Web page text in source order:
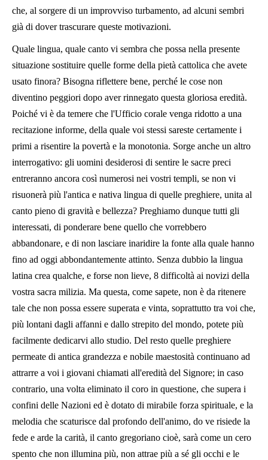
che, al sorgere di un improvviso turbamento, ad alcuni sembri
già di dover trascurare queste motivazioni.
Quale lingua, quale canto vi sembra che possa nella presente
situazione sostituire quelle forme della pietà cattolica che avete
usato finora? Bisogna riflettere bene, perché le cose non
diventino peggiori dopo aver rinnegato questa gloriosa eredità.
Poiché vi è da temere che l'Ufficio corale venga ridotto a una
recitazione informe, della quale voi stessi sareste certamente i
primi a risentire la povertà e la monotonia. Sorge anche un altro
interrogativo: gli uomini desiderosi di sentire le sacre preci
entreranno ancora così numerosi nei vostri templi, se non vi
risuonerà più l'antica e nativa lingua di quelle preghiere, unita al
canto pieno di gravità e bellezza? Preghiamo dunque tutti gli
interessati, di ponderare bene quello che vorrebbero
abbandonare, e di non lasciare inaridire la fonte alla quale hanno
fino ad oggi abbondantemente attinto. Senza dubbio la lingua
latina crea qualche, e forse non lieve, 8 difficoltà ai novizi della
vostra sacra milizia. Ma questa, come sapete, non è da ritenere
tale che non possa essere superata e vinta, soprattutto tra voi che,
più lontani dagli affanni e dallo strepito del mondo, potete più
facilmente dedicarvi allo studio. Del resto quelle preghiere
permeate di antica grandezza e nobile maestosità continuano ad
attrarre a voi i giovani chiamati all'eredità del Signore; in caso
contrario, una volta eliminato il coro in questione, che supera i
confini delle Nazioni ed è dotato di mirabile forza spirituale, e la
melodia che scaturisce dal profondo dell'animo, do ve risiede la
fede e arde la carità, il canto gregoriano cioè, sarà come un cero
spento che non illumina più, non attrae più a sé gli occhi e le